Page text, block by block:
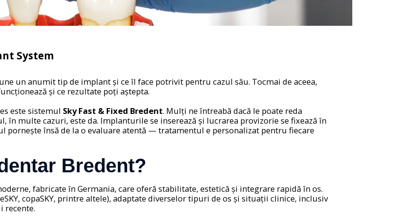
System
un anumit tip de implant și ce îl face potrivit pentru cazul său. Tocmai de aceea,
și ce rezultate poți aștepta.
este sistemul Sky Fast & Fixed Bredent. Mulți ne întreabă dacă le poate reda
în multe cazuri, este da. Implanturile se inserează și lucrarea provizorie se fixează în
pornește însă de la o evaluare atentă — tratamentul e personalizat pentru fiecare
Bredent?
fabricate în Germania, care oferă stabilitate, estetică și integrare rapidă în os.
copaSKY, printre altele), adaptate diverselor tipuri de os și situații clinice, inclusiv
recente.